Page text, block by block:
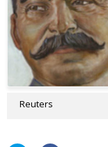
Reuters